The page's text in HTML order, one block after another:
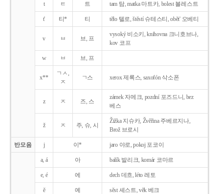
t ㅌ 트 tam 탐, matka 마트카, bolest 볼레스트
t' 티* 티 tělo 텔로, štěstí 슈테스티, obět' 오베티
v ㅂ 브, 프
vysoký 비소키, knihovna 크니호브나,
kov 코프
w ㅂ 브, 프
x**
ㄱㅅ,
ㅈ
ㄱ스 xerox 제록스, saxofón 삭소폰
z ㅈ 즈, 스
zámek 자메크, pozdní 포즈드니, bez
베스
ž ㅈ 주, 슈, 시
Žižka 지슈카, Žvěřina 주베르지나,
Brož 브로시
반모음 j 이* jaro 야로, pokoj 포코이
a, á 아 balík 발리크, komár 코마르
e, é 에 dech 데흐, léto 레토
ě 예 sěst 셰스트, věk 베크